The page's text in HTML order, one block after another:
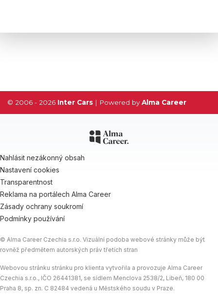
© 2006 - 2026 Inter Cars | Powered byAlma Career
Nahlásit nezákonný obsah
Nastavení cookies
Transparentnost
Reklama na portálech Alma Career
Zásady ochrany soukromí
Podmínky používání
© Alma Career Czechia s.r.o. Vizuální podoba webové stránky může být
rovněž předmětem autorských práv třetích stran
Webovou stránku stránku pro klienta vytvořila a provozuje Alma Career
Czechia s.r.o., IČO 26441381, se sídlem Menclova 2538/2, Libeň, 180 00
Praha 8, sp. zn. C 82484 vedená u Městského soudu v Praze.